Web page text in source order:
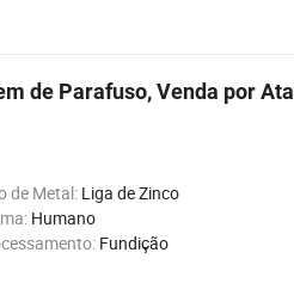
de Parafuso, Venda por
de Metal: Liga de Zinco
Humano
Fundição